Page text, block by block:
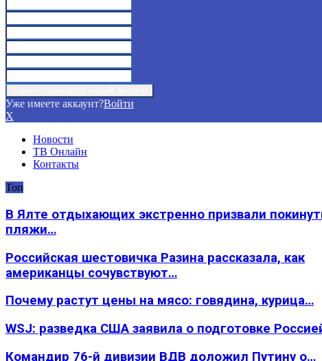
Уже имеете аккаунт?Войти
X
Новости
ТВ Онлайн
Контакты
Топ
В Ялте отдыхающих экстренно призвали
пляжи…
Российская шестовичка Разина рассказала, как
американцы сочувствуют…
Почему растут цены на мясо: говядина, курица…
WSJ: разведка США заявила о подготовке
Командир 76-й дивизии ВДВ доложил Путину о…